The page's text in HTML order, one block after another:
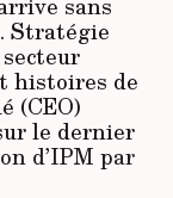
Stratégie
histoires de
(CEO)
le dernier
d’IPM par